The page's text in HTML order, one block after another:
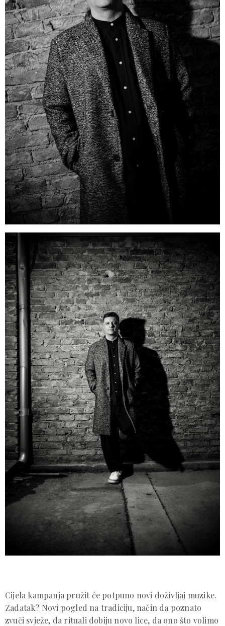
Cijela kampanja pružit će potpuno novi doživljaj muzike.
Zadatak? Novi pogled na tradiciju, način da poznato
zvuči svježe, da rituali dobiju novo lice, da ono što volimo